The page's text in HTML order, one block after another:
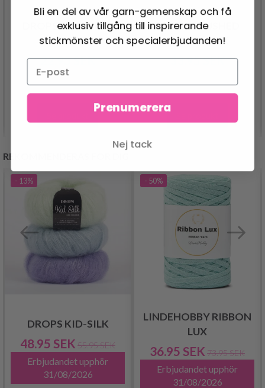
DROPS SNOW UNI
COLOUR
22.95 SEK
DROPS BRUSHED
ALPACA SILK
33.95 SEK
REKOMMENDERAS FÖR DIG
- 13%
DROPS KID-SILK
48.95 SEK 55.95 SEK
Erbjudandet upphör
31/08/2026
- 50%
LINDEHOBBY RIBBON
LUX
36.95 SEK 73.95 SEK
Erbjudandet upphör
31/08/2026
Bli en del av vår garn-gemenskap och få
exklusiv tillgång till inspirerande
stickmönster och specialerbjudanden!
Prenumerera
Nej tack